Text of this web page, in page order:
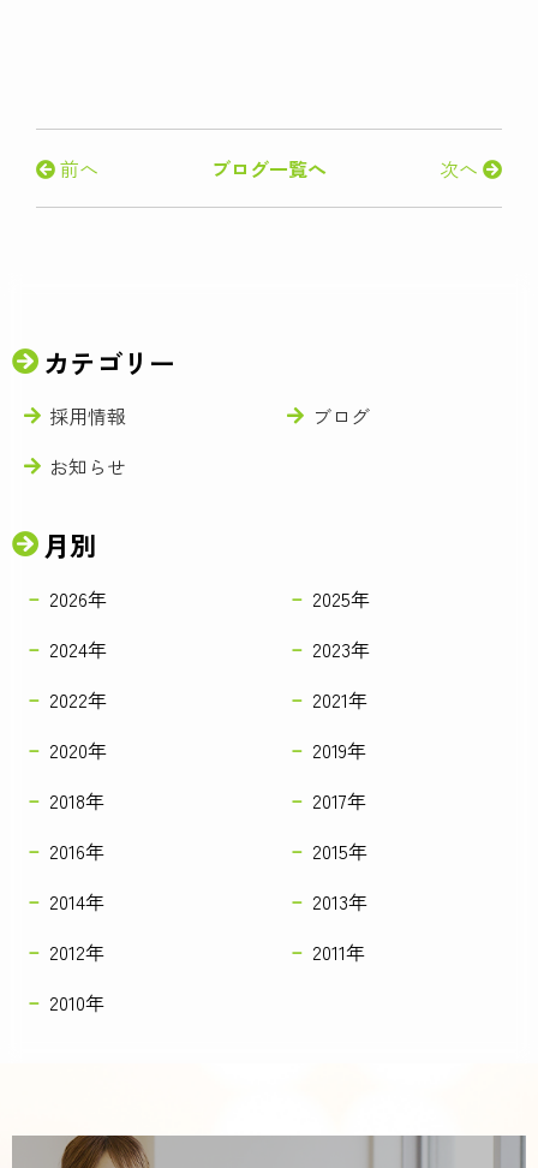
前へ 次へ
ブログ一覧へ
カテゴリー
採用情報
ブログ
お知らせ
月別
2026年
2025年
2024年
2023年
2022年
2021年
2020年
2019年
2018年
2017年
2016年
2015年
2014年
2013年
2012年
2011年
2010年